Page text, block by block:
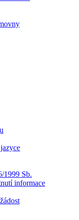
1999 Sb.
informace